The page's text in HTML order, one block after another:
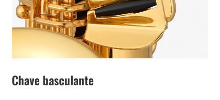
Chave basculante